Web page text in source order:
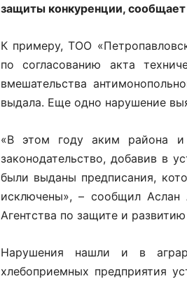
защиты конкуренции, сообщает
К примеру, ТОО
по согласованию акта
вмешательства
выдала. Еще одно нарушение
«В этом году аким района и
законодательство, добавив в
были выданы предписания,
исключены», – сообщил Аслан
Агентства по защите и
Нарушения нашли и в
хлебоприемных предприятия